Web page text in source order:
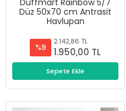
Düz 50x70 cm Antrasit
Havlupan
%9
2.142,86 TL
1.950,00 TL
Sepete Ekle